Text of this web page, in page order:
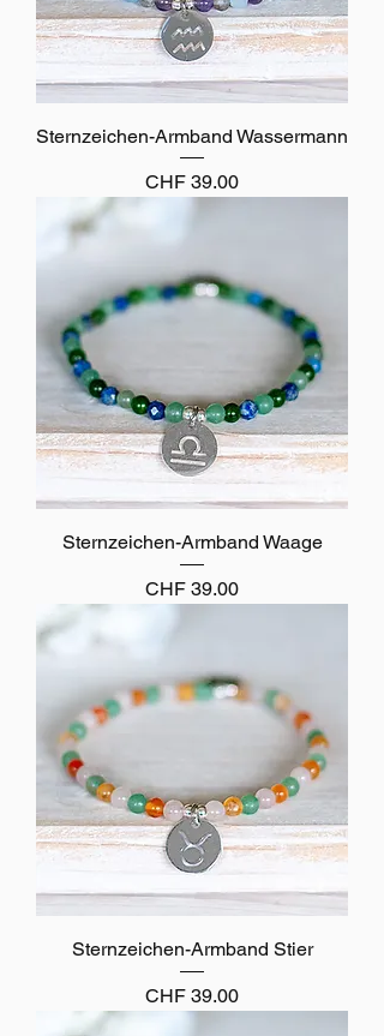
Sternzeichen-Armband Wassermann
Preis
CHF 39.00
Sternzeichen-Armband Waage
Preis
CHF 39.00
Sternzeichen-Armband Stier
Preis
CHF 39.00